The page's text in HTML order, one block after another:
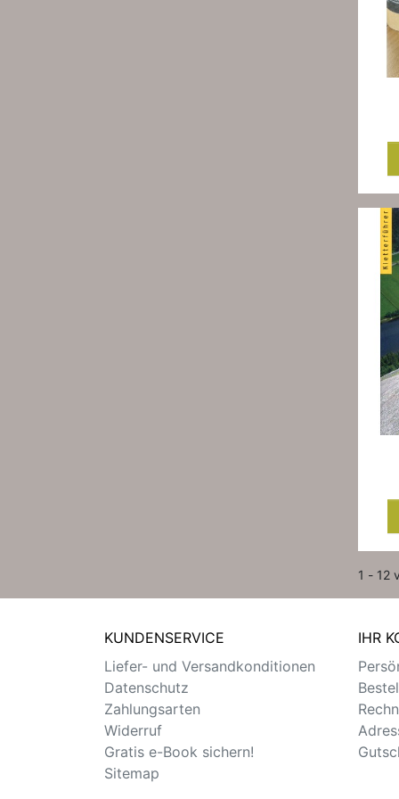
1 - 12
KUNDENSERVICE
Liefer- und Versandkonditionen
Datenschutz
Zahlungsarten
Widerruf
Gratis e-Book sichern!
Sitemap
IHR